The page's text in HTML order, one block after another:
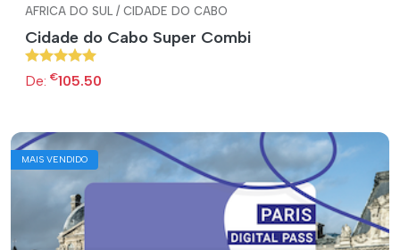
AFRICA DO SUL / CIDADE DO CABO
Cidade do Cabo Super Combi
De: €105.50
MAIS VENDIDO